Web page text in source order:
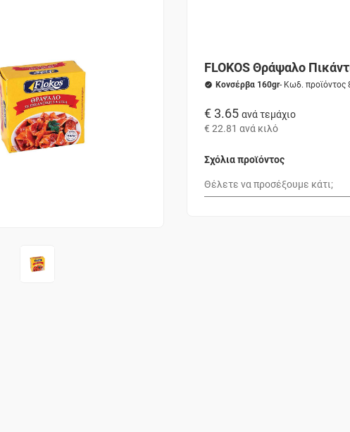
FLOKOS Θράψαλο
Κονσέρβα 160gr- Κωδ. προϊόντος
€ 3.65 ανά τεμάχιο
€ 22.81 ανά κιλό
Σχόλια προϊόντος